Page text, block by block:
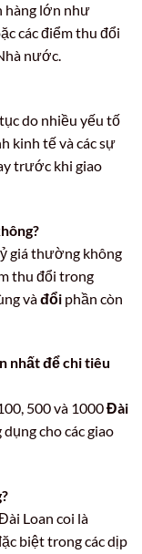
hàng lớn như
các điểm thu đổi
nước.
do nhiều yếu tố
kinh tế và các sự
trước khi giao
giá thường không
thu đổi trong
vàđổi phần còn
nhất để chi tiêu
500 và 1000Đài
cho các giao
Loan coi là
biệt trong các dịp